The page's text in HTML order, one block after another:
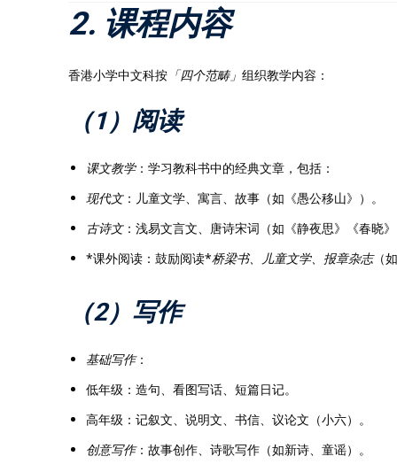
2. 课程内容
香港小学中文科按 「四个范畴」 组织教学内容：
（1）阅读
课文教学：学习教科书中的经典文章，包括：
现代文：儿童文学、寓言、故事（如《愚公移山》）。
古诗文：浅易文言文、唐诗宋词（如《静夜思》《春晓》
*课外阅读：鼓励阅读*桥梁书、儿童文学、报章杂志（
（2）写作
基础写作：
低年级：造句、看图写话、短篇日记。
高年级：记叙文、说明文、书信、议论文（小六）。
创意写作：故事创作、诗歌写作（如新诗、童谣）。